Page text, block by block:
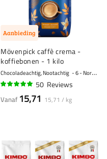
Aanbieding
Mövenpick caffè crema -
koffiebonen - 1 kilo
Chocoladeachtig, Nootachtig 6 - Normaal
50 Reviews
Vanaf 15,71 15,71 / kg